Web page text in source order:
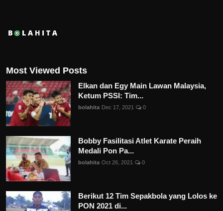
Most Viewed Posts
Elkan dan Egy Main Lawan Malaysia,
Ketum PSSI: Tim...
bolahita Dec 17, 2021 0
Bobby Fasilitasi Atlet Karate Peraih
Medali Pon Pa...
bolahita Oct 26, 2021 0
Berikut 12 Tim Sepakbola yang Lolos ke
PON 2021 di...